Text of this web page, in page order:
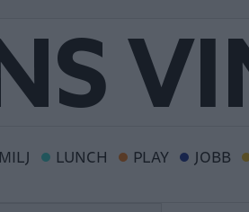
LUNCH PLAY JOBB